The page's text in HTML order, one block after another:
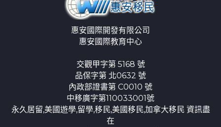
惠安國際開發有限公司
惠安國際教育中心
交觀甲字第 5168 號
品保字第 北0632 號
內政部證書第 C0010 號
中移廣字第110033001號
永久居留,美國遊學,留學,移民,美國移民,加拿大移民 資訊盡
在